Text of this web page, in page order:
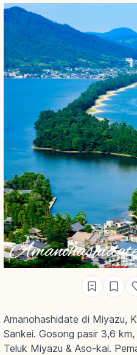
Amanohashidate di Miyazu,
Sankei. Gosong pasir 3,6
Teluk Miyazu & Aso-kai.